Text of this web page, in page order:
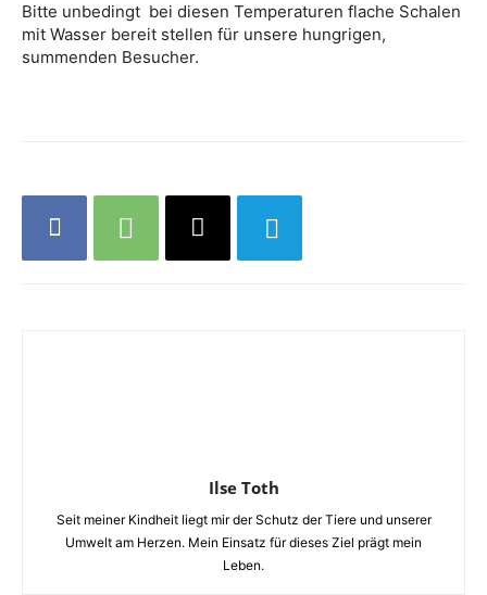
Bitte unbedingt bei diesen Temperaturen flache Schalen
mit Wasser bereit stellen für unsere hungrigen,
summenden Besucher.
Ilse Toth
Seit meiner Kindheit liegt mir der Schutz der Tiere und unserer
Umwelt am Herzen. Mein Einsatz für dieses Ziel prägt mein
Leben.